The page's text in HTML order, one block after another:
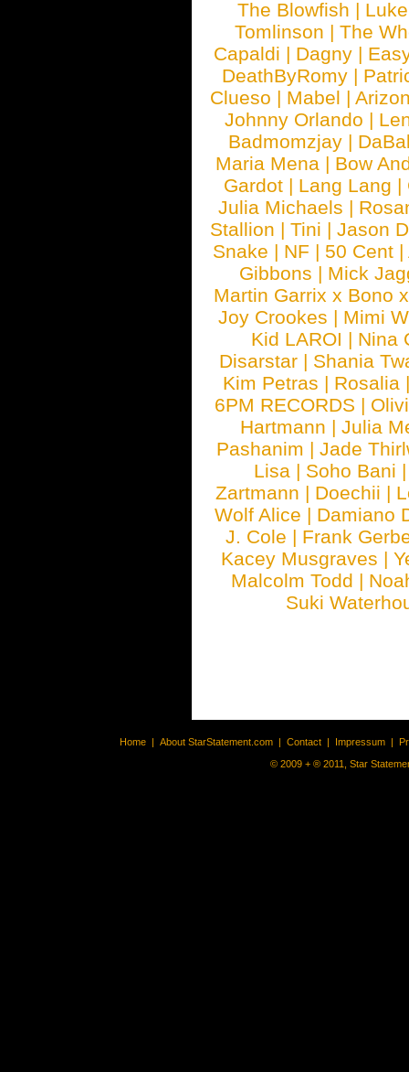
The Blowfish |
Tomlinson | The
Capaldi | Dagny |
DeathByRomy |
Clueso | Mabel |
Johnny Orlando |
Badmomzjay |
Maria Mena | Bow
Gardot | Lang Lang |
Julia Michaels |
Stallion |Tini |Jason
Snake | NF | 50 Cent |
Gibbons | Mick
Martin Garrix x Bono
Joy Crookes | Mimi
Kid LAROI | Nina
Disarstar | Shania
Kim Petras | Rosalia
6PM RECORDS |
Hartmann |Julia
Pashanim |Jade
Lisa | Soho Bani
Zartmann | Doechii |
Wolf Alice | Damiano
J. Cole | Frank
Kacey Musgraves |
Malcolm Todd |
Suki
Home | About StarStatement.com | Contact | Impressum |
© 2009 + ® 2011, Star